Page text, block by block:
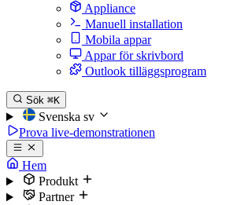
Appliance
Manuell installation
Mobila appar
Appar för skrivbord
Outlook tilläggsprogram
Sök ⌘K
Svenska sv
Prova live-demonstrationen
Hem
Produkt
Partner